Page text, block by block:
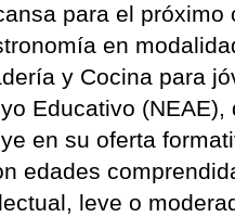
para el próximo
en
y Cocina para
Educativo
en su oferta
edades
leve o